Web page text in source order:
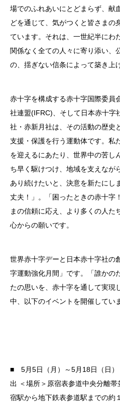
場でのふれあいにとどまらず、献
どを通じて、気がつくと皆さまの
ています。それは、一世紀半にわ
関係なく全ての人々に寄り添い、
の、揺ぎない信条によって築き上
赤十字を構成する赤十字国際委員
社連盟(IFRC)、そして日本赤十字
社・赤新月社は、その活動の歴史
支援・保護を行う運動体です。私
を迎えるにあたり、世界中の苦し
ち早く駆けつけ、地域を支えなが
あり続けたいと、決意を新たにし
丈夫！」。「困ったときの赤十字
まの信頼に応え、より多くの人た
心からの願いです。
世界赤十字デーと日本赤十字社の
字運動強化月間」です。「誰かの
たの思いを、赤十字を通して実現
中、以下のイベントを開催してい
■ 5月5日（月）～5月18日（日）
出 ＜場所＞原宿表参道中央分離
宿駅から地下鉄表参道駅までの約